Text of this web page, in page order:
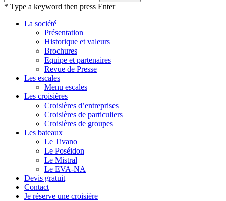
* Type a keyword then press Enter
La société
Présentation
Historique et valeurs
Brochures
Equipe et partenaires
Revue de Presse
Les escales
Menu escales
Les croisières
Croisières d’entreprises
Croisières de particuliers
Croisières de groupes
Les bateaux
Le Tivano
Le Poséidon
Le Mistral
Le EVA-NA
Devis gratuit
Contact
Je réserve une croisière